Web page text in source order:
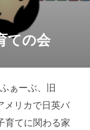
ての会
ぁーぶ、旧
メリカで日英バ
育てに関わる家